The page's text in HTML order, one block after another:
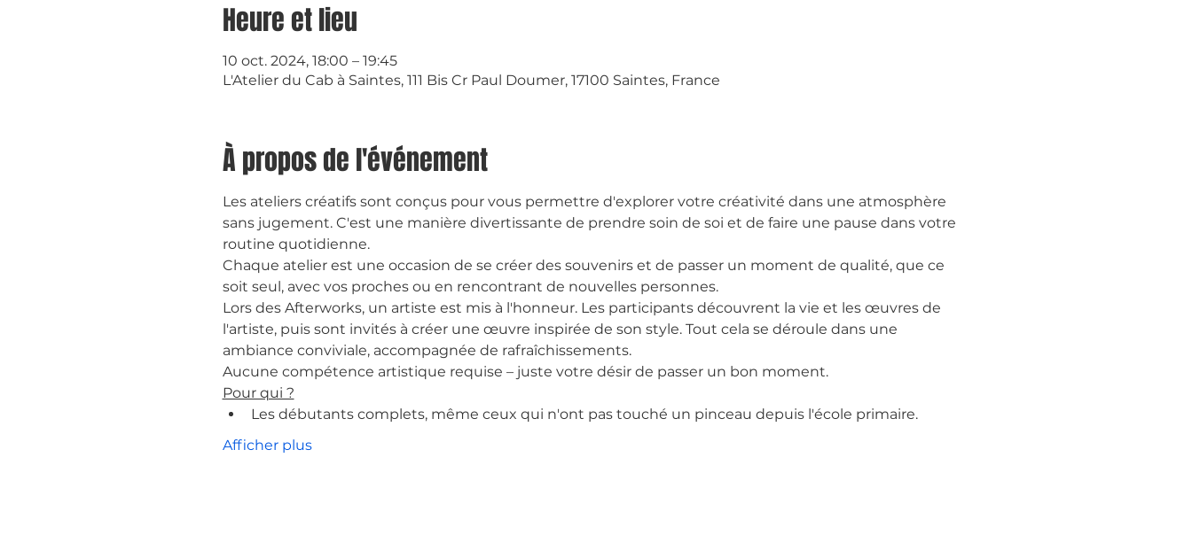
Heure et lieu
10 oct. 2024, 18:00 – 19:45
L'Atelier du Cab à Saintes, 111 Bis Cr Paul Doumer, 17100 Saintes, France
À propos de l'événement
Les ateliers créatifs sont conçus pour vous permettre d'explorer votre créativité dans une atmosphère
sans jugement. C'est une manière divertissante de prendre soin de soi et de faire une pause dans votre
routine quotidienne.
Chaque atelier est une occasion de se créer des souvenirs et de passer un moment de qualité, que ce
soit seul, avec vos proches ou en rencontrant de nouvelles personnes.
Lors des Afterworks, un artiste est mis à l'honneur. Les participants découvrent la vie et les œuvres de
l'artiste, puis sont invités à créer une œuvre inspirée de son style. Tout cela se déroule dans une
ambiance conviviale, accompagnée de rafraîchissements.
Aucune compétence artistique requise – juste votre désir de passer un bon moment.
Pour qui ?
Les débutants complets, même ceux qui n'ont pas touché un pinceau depuis l'école primaire.
Afficher plus